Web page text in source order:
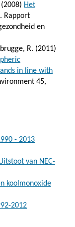
Het
. Rapport
en
R. (2011)
in line with
45,
- 2013
van NEC-
koolmonoxide
2012